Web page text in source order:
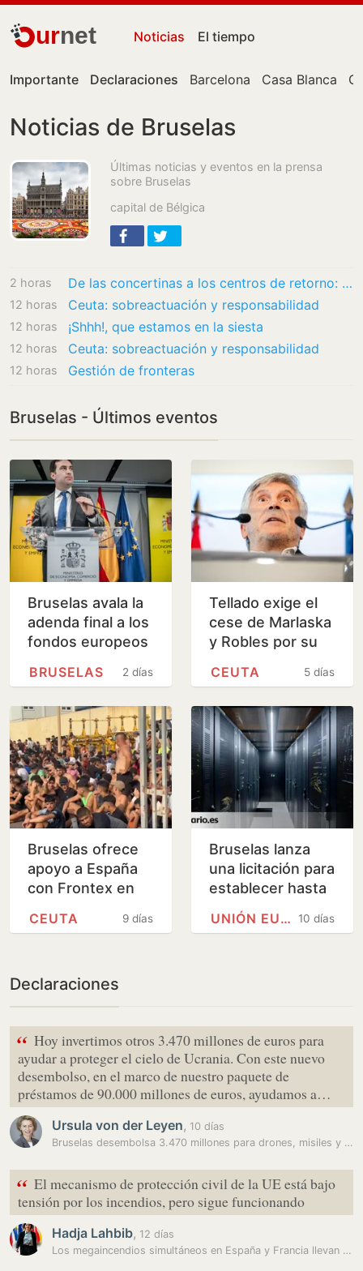
urnet Noticias El tiempo
Importante Declaraciones Barcelona Casa Blanca
Noticias de Bruselas
Últimas noticias y eventos en la prensa
sobre Bruselas
capital de Bélgica
2 horas De las concertinas a los centros de retorno: el giro de la UE hacia una política…
12 horas Ceuta: sobreactuación y responsabilidad
12 horas ¡Shhh!, que estamos en la siesta
12 horas Ceuta: sobreactuación y responsabilidad
12 horas Gestión de fronteras
Bruselas - Últimos eventos
Bruselas avala la
adenda final a los
fondos europeos
recuperación
2 días
BRUSELAS
Tellado exige el
cese de Marlaska
y Robles por su
crisis migratoria5 días
CEUTA
Bruselas ofrece
apoyo a España
con Frontex en
Marruecos
9 días
CEUTA
Bruselas lanza
una licitación para
establecer hasta
siete
gigafactorías de
10 días
UNIÓN EUROPEA
Declaraciones
“ Hoy invertimos otros 3.470 millones de euros para
ayudar a proteger el cielo de Ucrania. Con este nuevo
desembolso, en el marco de nuestro paquete de
préstamos de 90.000 millones de euros, ayudamos a…
Ursula von der Leyen, 10 días
Bruselas desembolsa 3.470 millones para drones, misiles y cazas Gripen…
“ El mecanismo de protección civil de la UE está bajo
tensión por los incendios, pero sigue funcionando
Hadja Lahbib, 12 días
Los megaincendios simultáneos en España y Francia llevan al límite el…